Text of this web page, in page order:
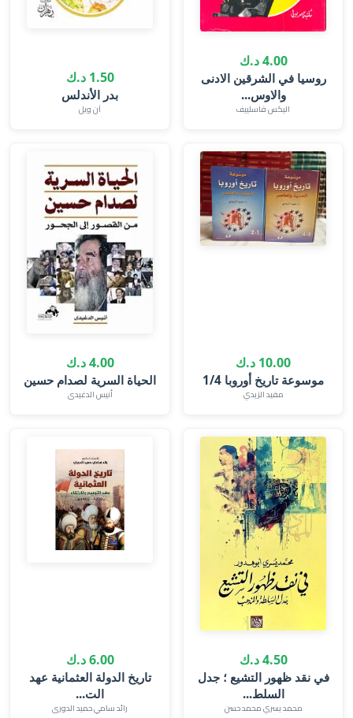
4.00 د.ك
روسيا في الشرقين الادنى
والاوس...
اليكس فاسلييف
1.50 د.ك
بدر الأندلس
آن ويل
10.00 د.ك
موسوعة تاريخ أوروبا 1/4
مفيد الزيدي
4.00 د.ك
الحياة السرية لصدام حسين
أنيس الدغيدى
4.50 د.ك
في نقد ظهور التشيع ؛ جدل
السلط...
محمد يسري محمد حسن
6.00 د.ك
تاريخ الدولة العثمانية عهد
الت...
رائد سامي حميد الدورى